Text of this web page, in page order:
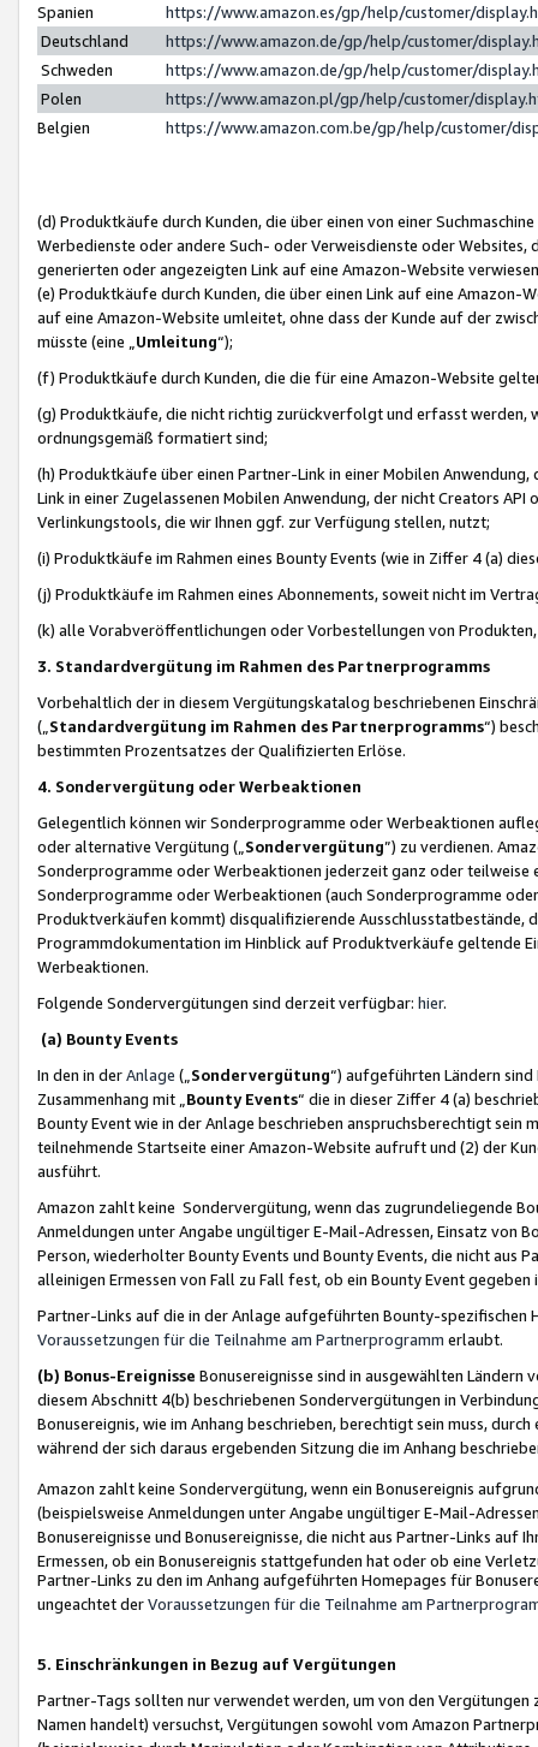
Spanien
https://www.amazon.es/gp/help/customer/
Deutschland
https://www.amazon.de/gp/help/customer/
Schweden
https://www.amazon.de/gp/help/customer/
Polen
https://www.amazon.pl/gp/help/customer/
Belgien
https://www.amazon.com.be/gp/help/customer/
(d) Produktkäufe durch Kunden, die über einen von einer
Werbedienste oder andere Such- oder Verweisdienste oder Websites,
generierten oder angezeigten Link auf eine Amazon-Website
(e) Produktkäufe durch Kunden, die über einen Link auf eine
auf eine Amazon-Website umleitet, ohne dass der Kunde auf der
müsste (eine „ Umleitung“);
(f) Produktkäufe durch Kunden, die die für eine Amazon-Website
(g) Produktkäufe, die nicht richtig zurückverfolgt und erfasst werden,
ordnungsgemäß formatiert sind;
(h) Produktkäufe über einen Partner-Link in einer Mobilen
Link in einer Zugelassenen Mobilen Anwendung, der nicht Creators
Verlinkungstools, die wir Ihnen ggf. zur Verfügung stellen, nutzt;
(i) Produktkäufe im Rahmen eines Bounty Events (wie in Ziffer 4 (a)
(j) Produktkäufe im Rahmen eines Abonnements, soweit nicht im
(k) alle Vorabveröffentlichungen oder Vorbestellungen von
3. Standardvergütung im Rahmen des Partnerprogramms
Vorbehaltlich der in diesem Vergütungskatalog beschriebenen
(„ Standardvergütung im Rahmen des Partnerprogramms“)
bestimmten Prozentsatzes der Qualifizierten Erlöse.
4. Sondervergütung oder Werbeaktionen
Gelegentlich können wir Sonderprogramme oder Werbeaktionen
oder alternative Vergütung („ Sondervergütung”) zu verdienen.
Sonderprogramme oder Werbeaktionen jederzeit ganz oder
Sonderprogramme oder Werbeaktionen (auch Sonderprogramme
Produktverkäufen kommt) disqualifizierende Ausschlusstatbestände,
Programmdokumentation im Hinblick auf Produktverkäufe geltende
Werbeaktionen.
Folgende Sondervergütungen sind derzeit verfügbar: hier.
(a) Bounty Events
In den in derAnlage („ Sondervergütung“) aufgeführten Ländern
Zusammenhang mit „ Bounty Events“ die in dieser Ziffer 4 (a)
Bounty Event wie in der Anlage beschrieben anspruchsberechtigt sein
teilnehmende Startseite einer Amazon-Website aufruft und (2) der
ausführt.
Amazon zahlt keine Sondervergütung, wenn das zugrundeliegende
Anmeldungen unter Angabe ungültiger E-Mail-Adressen, Einsatz von
Person, wiederholter Bounty Events und Bounty Events, die nicht
alleinigen Ermessen von Fall zu Fall fest, ob ein Bounty Event
Partner-Links auf die in der Anlage aufgeführten Bounty-spezifischen
Voraussetzungen für die Teilnahme am Partnerprogramm erlaubt.
(b) Bonus-Ereignisse Bonusereignisse sind in ausgewählten Ländern
diesem Abschnitt 4(b) beschriebenen Sondervergütungen in
Bonusereignis, wie im Anhang beschrieben, berechtigt sein muss,
während der sich daraus ergebenden Sitzung die im Anhang
Amazon zahlt keine Sondervergütung, wenn ein Bonusereignis
(beispielsweise Anmeldungen unter Angabe ungültiger E-Mail-
Bonusereignisse und Bonusereignisse, die nicht aus Partner-Links auf
Ermessen, ob ein Bonusereignis stattgefunden hat oder ob eine
Partner-Links zu den im Anhang aufgeführten Homepages für
ungeachtet derVoraussetzungen für die Teilnahme am
5. Einschränkungen in Bezug auf Vergütungen
Partner-Tags sollten nur verwendet werden, um von den
Namen handelt) versuchst, Vergütungen sowohl vom Amazon